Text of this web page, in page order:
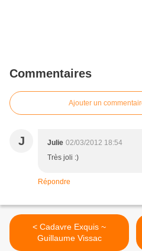
Commentaires
Ajouter un
J Julie 02/03/2012 18:54
Très joli :)
Répondre
< Cadavre Exquis ~
Guillaume Vissac